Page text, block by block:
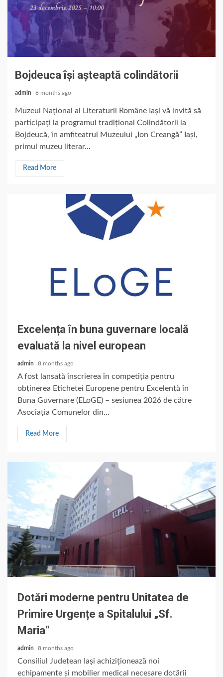
Bojdeuca își așteaptă colindătorii
admin 8 months ago
Muzeul Național al Literaturii Române Iași vă invită să
participați la programul tradițional Colindătorii la
Bojdeucă, în amfiteatrul Muzeului „Ion Creangă” Iași,
primul muzeu literar...
Read More
Excelența în buna guvernare locală
evaluată la nivel european
admin 8 months ago
A fost lansată înscrierea în competiția pentru
obținerea Etichetei Europene pentru Excelență în
Buna Guvernare (ELoGE) – sesiunea 2026 de către
Asociația Comunelor din...
Read More
Dotări moderne pentru Unitatea de
Primire Urgențe a Spitalului „Sf.
Maria”
admin 8 months ago
Consiliul Județean Iași achiziționează noi
echipamente și mobilier medical necesare dotării